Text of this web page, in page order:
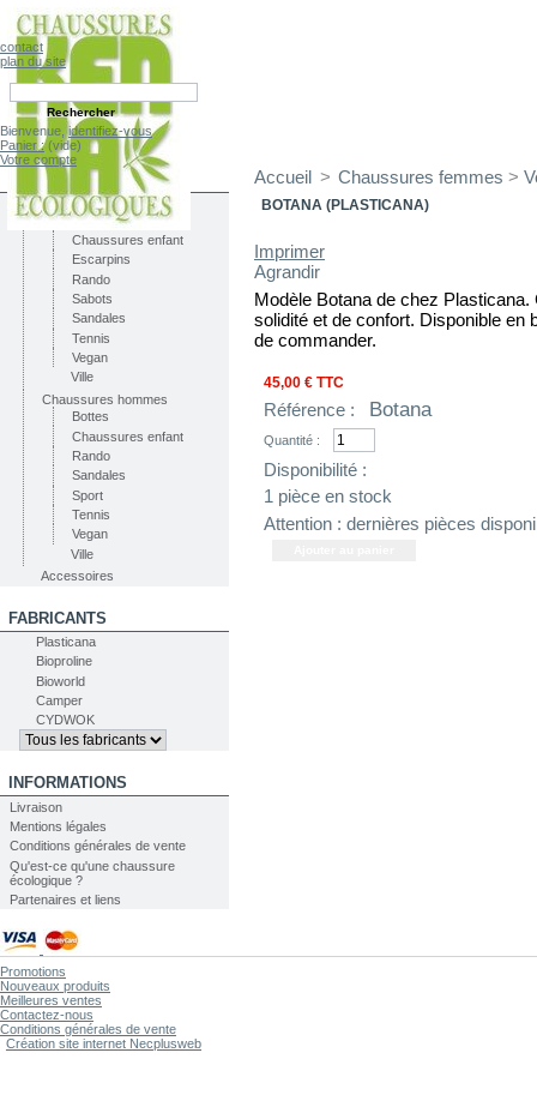
contact
plan du site
Bienvenue,identifiez-vous
Panier : (vide)
Votre compte
CATÉGORIES
Chaussures femmes
Bottes
Chaussures enfant
Escarpins
Rando
Sabots
Sandales
Tennis
Vegan
Ville
Chaussures hommes
Bottes
Chaussures enfant
Rando
Sandales
Sport
Tennis
Vegan
Ville
Accessoires
FABRICANTS
Plasticana
Bioproline
Bioworld
Camper
CYDWOK
INFORMATIONS
Livraison
Mentions légales
Conditions générales de vente
Qu'est-ce qu'une chaussure
écologique ?
Partenaires et liens
Accueil > Chaussures femmes >
BOTANA (PLASTICANA)
Imprimer
Agrandir
Modèle Botana de chez
solidité et de confort. Disponible en
de commander.
45,00 € TTC
Référence : Botana
Quantité :
Disponibilité :
1 pièce en stock
Attention : dernières pièces
Promotions
Nouveaux produits
Meilleures ventes
Contactez-nous
Conditions générales de vente
Création site internet Necplusweb